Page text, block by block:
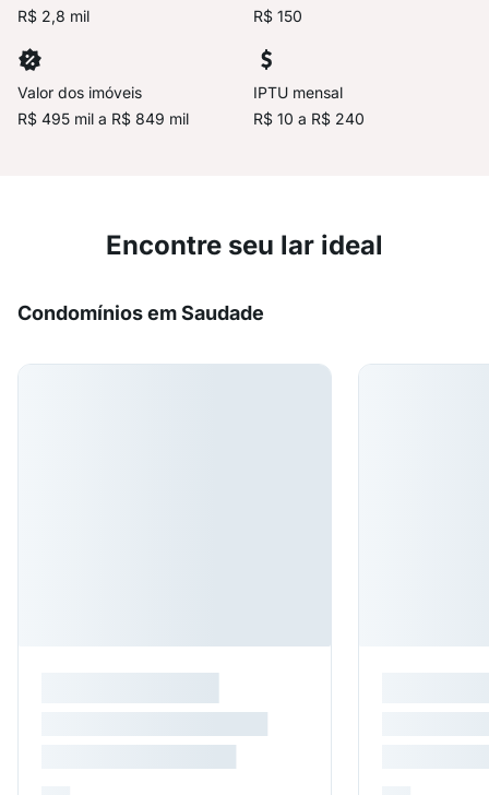
R$ 2,8 mil
R$ 150
Valor dos imóveis
R$ 495 mil a R$ 849 mil
IPTU mensal
R$ 10 a R$ 240
Encontre seu lar ideal
Condomínios em Saudade